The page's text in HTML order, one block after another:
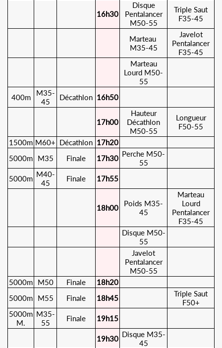
16h30
Disque
Pentalancer
M50-55
Triple Saut
F35-45
Marteau
M35-45
Javelot
Pentalancer
F35-45
Marteau
Lourd M50-
55
400m
M35-
45
Décathlon 16h50
17h00
Hauteur
Décathlon
M50-55
Longueur
F50-55
1500m M60+ Décathlon 17h20
5000m
M35 Finale 17h30 Perche M50-
55
5000m M40-
45
Finale 17h55
18h00
Poids M35-
45
Marteau
Lourd
Pentalancer
F35-45
Disque M50-
55
Javelot
Pentalancer
M50-55
5000m
M50 Finale
18h20
5000m
M55 Finale 18h45
Triple Saut
F50+
5000m
M.
M35-
55
Finale 19h15
19h30 Disque M35-
45